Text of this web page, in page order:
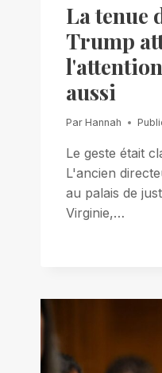
La tenue
Trump
aussi
Par Hannah
Le geste était
L'ancien
au palais de
Virginie,…